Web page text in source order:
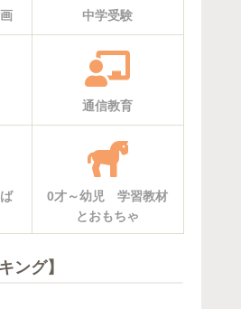
中学受験
通信教育
0才～幼児 学習教材
とおもちゃ
ング】